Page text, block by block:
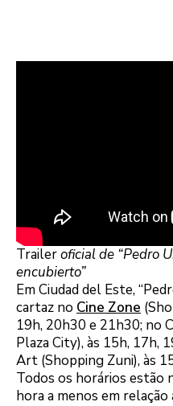
Traileroficial de “Pedro
encubierto”
Em Ciudad del Este,
cartaz no Cine Zone
19h, 20h30 e 21h30; no
Plaza City), às 15h, 17h,
Art (Shopping Zuni), às
Todos os horários estão
hora a menos em relação